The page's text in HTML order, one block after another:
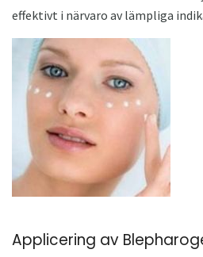
effektivt i närvaro av lämpliga
Applicering av